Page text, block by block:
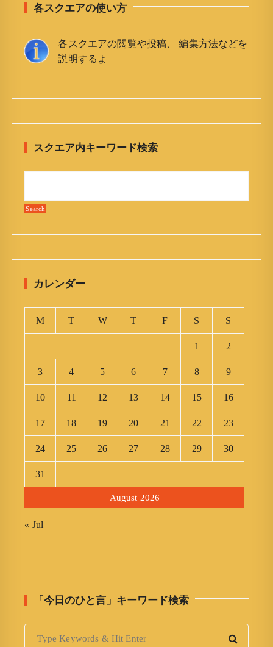
各スクエアの使い方
各スクエアの閲覧や投稿、 編集方法などを
説明するよ
スクエア内キーワード検索
カレンダー
August 2026
M T W T F S S
1 2
3 4 5 6 7 8 9
10 11 12 13 14 15 16
17 18 19 20 21 22 23
24 25 26 27 28 29 30
31
« Jul
「今日のひと言」キーワード検索